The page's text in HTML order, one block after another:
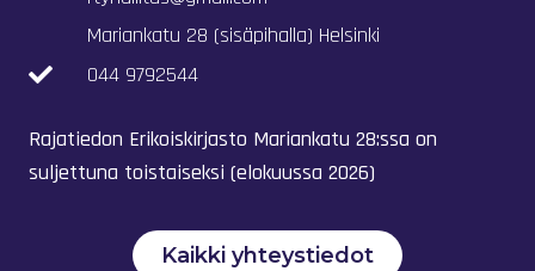
Mariankatu 28 (sisäpihalla) Helsinki
044 9792544
Rajatiedon Erikoiskirjasto Mariankatu 28:ssa on
suljettuna toistaiseksi (elokuussa 2026)
Kaikki yhteystiedot